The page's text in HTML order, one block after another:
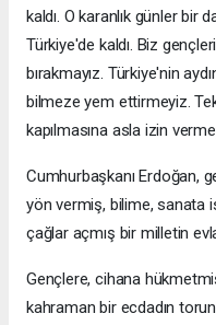
kaldı. O karanlık günler bir
Türkiye'de kaldı. Biz
bırakmayız. Türkiye'nin
bilmeze yem ettirmeyiz.
kapılmasına asla izin
Cumhurbaşkanı Erdoğan,
yön vermiş, bilime, sanata
çağlar açmış bir milletin
Gençlere, cihana
kahraman bir ecdadın